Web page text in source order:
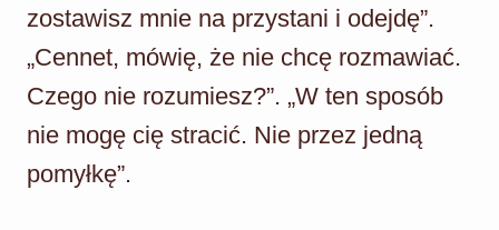
zostawisz mnie na przystani i odejdę”.
„Cennet, mówię, że nie chcę rozmawiać.
Czego nie rozumiesz?”. „W ten sposób
nie mogę cię stracić. Nie przez jedną
pomyłkę”.